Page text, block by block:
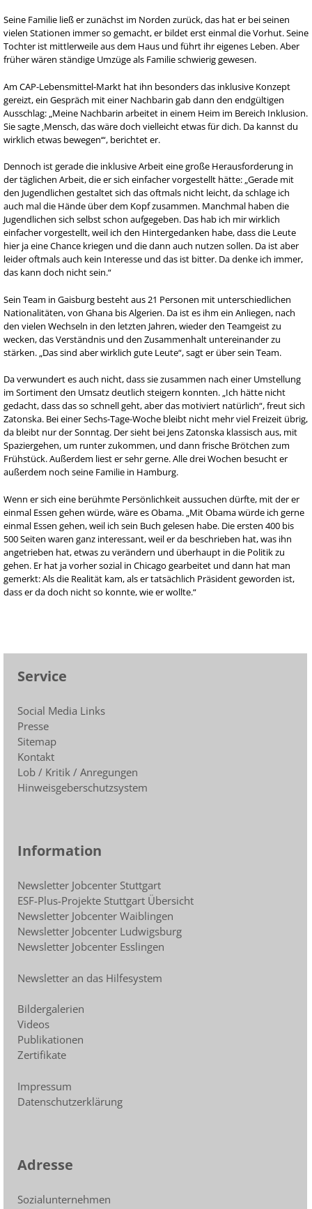
Seine Familie ließ er zunächst im Norden zurück, das hat er bei seinen
vielen Stationen immer so gemacht, er bildet erst einmal die Vorhut. Seine
Tochter ist mittlerweile aus dem Haus und führt ihr eigenes Leben. Aber
früher wären ständige Umzüge als Familie schwierig gewesen.
Am CAP-Lebensmittel-Markt hat ihn besonders das inklusive Konzept
gereizt, ein Gespräch mit einer Nachbarin gab dann den endgültigen
Ausschlag: „Meine Nachbarin arbeitet in einem Heim im Bereich Inklusion.
Sie sagte ‚Mensch, das wäre doch vielleicht etwas für dich. Da kannst du
wirklich etwas bewegen‘“, berichtet er.
Dennoch ist gerade die inklusive Arbeit eine große Herausforderung in
der täglichen Arbeit, die er sich einfacher vorgestellt hätte: „Gerade mit
den Jugendlichen gestaltet sich das oftmals nicht leicht, da schlage ich
auch mal die Hände über dem Kopf zusammen. Manchmal haben die
Jugendlichen sich selbst schon aufgegeben. Das hab ich mir wirklich
einfacher vorgestellt, weil ich den Hintergedanken habe, dass die Leute
hier ja eine Chance kriegen und die dann auch nutzen sollen. Da ist aber
leider oftmals auch kein Interesse und das ist bitter. Da denke ich immer,
das kann doch nicht sein.“
Sein Team in Gaisburg besteht aus 21 Personen mit unterschiedlichen
Nationalitäten, von Ghana bis Algerien. Da ist es ihm ein Anliegen, nach
den vielen Wechseln in den letzten Jahren, wieder den Teamgeist zu
wecken, das Verständnis und den Zusammenhalt untereinander zu
stärken. „Das sind aber wirklich gute Leute“, sagt er über sein Team.
Da verwundert es auch nicht, dass sie zusammen nach einer Umstellung
im Sortiment den Umsatz deutlich steigern konnten. „Ich hätte nicht
gedacht, dass das so schnell geht, aber das motiviert natürlich“, freut sich
Zatonska. Bei einer Sechs-Tage-Woche bleibt nicht mehr viel Freizeit übrig,
da bleibt nur der Sonntag. Der sieht bei Jens Zatonska klassisch aus, mit
Spaziergehen, um runter zukommen, und dann frische Brötchen zum
Frühstück. Außerdem liest er sehr gerne. Alle drei Wochen besucht er
außerdem noch seine Familie in Hamburg.
Wenn er sich eine berühmte Persönlichkeit aussuchen dürfte, mit der er
einmal Essen gehen würde, wäre es Obama. „Mit Obama würde ich gerne
einmal Essen gehen, weil ich sein Buch gelesen habe. Die ersten 400 bis
500 Seiten waren ganz interessant, weil er da beschrieben hat, was ihn
angetrieben hat, etwas zu verändern und überhaupt in die Politik zu
gehen. Er hat ja vorher sozial in Chicago gearbeitet und dann hat man
gemerkt: Als die Realität kam, als er tatsächlich Präsident geworden ist,
dass er da doch nicht so konnte, wie er wollte.“
Service
Social Media Links
Presse
Sitemap
Kontakt
Lob / Kritik / Anregungen
Hinweisgeberschutzsystem
Information
Newsletter Jobcenter Stuttgart
ESF-Plus-Projekte Stuttgart Übersicht
Newsletter Jobcenter Waiblingen
Newsletter Jobcenter Ludwigsburg
Newsletter Jobcenter Esslingen
Newsletter an das Hilfesystem
Bildergalerien
Videos
Publikationen
Zertifikate
Impressum
Datenschutzerklärung
Adresse
Sozialunternehmen